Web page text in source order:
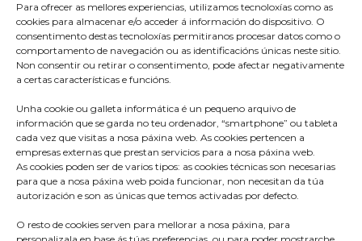
Para ofrecer as mellores experiencias, utilizamos tecnoloxías como as
cookies para almacenar e/o acceder á información do dispositivo. O
consentimento destas tecnoloxías permitiranos procesar datos como o
comportamento de navegación ou as identificacións únicas neste sitio.
Non consentir ou retirar o consentimento, pode afectar negativamente
a certas características e funcións.
Unha cookie ou galleta informática é un pequeno arquivo de
información que se garda no teu ordenador, “smartphone” ou tableta
cada vez que visitas a nosa páxina web. As cookies pertencen a
empresas externas que prestan servicios para a nosa páxina web.
As cookies poden ser de varios tipos: as cookies técnicas son necesarias
para que a nosa páxina web poida funcionar, non necesitan da túa
autorización e son as únicas que temos activadas por defecto.
O resto de cookies serven para mellorar a nosa páxina, para
Praza do Concello s/n
Telf: 986570165